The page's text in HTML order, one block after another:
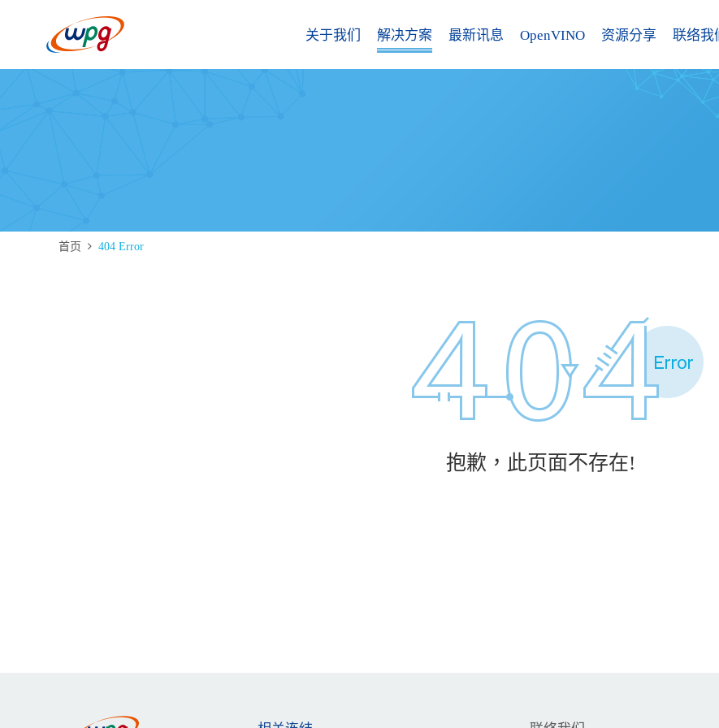
关于我们 解决方案 最新讯息 OpenVINO 资源分享 联络我
首页 404 Error
抱歉，此页面不存在!